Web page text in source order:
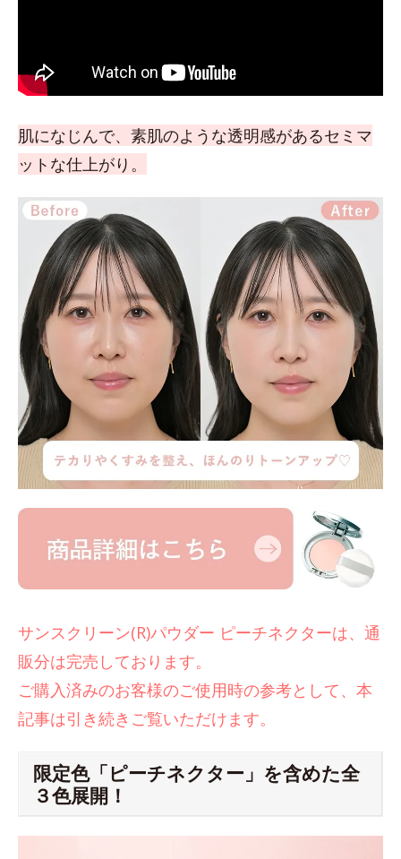
肌になじんで、素肌のような透明感があるセミマ
ットな仕上がり。
サンスクリーン(R)パウダー ピーチネクターは、通
販分は完売しております。
ご購入済みのお客様のご使用時の参考として、本
記事は引き続きご覧いただけます。
限定色「ピーチネクター」を含めた全
３色展開！